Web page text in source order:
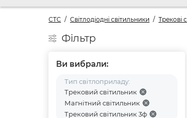
СТС Світлодіодні світильники Трекові
Фільтр
Ви вибрали:
Тип світлоприладу:
Трековий світильник
Магнітний світильник
Трековий світильник 3ф